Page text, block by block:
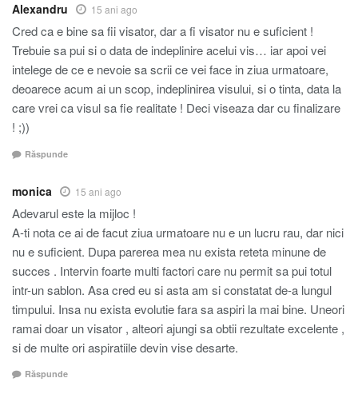
Alexandru 15 ani ago
Cred ca e bine sa fii visator, dar a fi visator nu e suficient !
Trebuie sa pui si o data de indeplinire acelui vis… iar apoi vei
intelege de ce e nevoie sa scrii ce vei face in ziua urmatoare,
deoarece acum ai un scop, indeplinirea visului, si o tinta, data la
care vrei ca visul sa fie realitate ! Deci viseaza dar cu finalizare
! ;))
Răspunde
monica 15 ani ago
Adevarul este la mijloc !
A-ti nota ce ai de facut ziua urmatoare nu e un lucru rau, dar nici
nu e suficient. Dupa parerea mea nu exista reteta minune de
succes . Intervin foarte multi factori care nu permit sa pui totul
intr-un sablon. Asa cred eu si asta am si constatat de-a lungul
timpului. Insa nu exista evolutie fara sa aspiri la mai bine. Uneori
ramai doar un visator , alteori ajungi sa obtii rezultate excelente ,
si de multe ori aspiratiile devin vise desarte.
Răspunde